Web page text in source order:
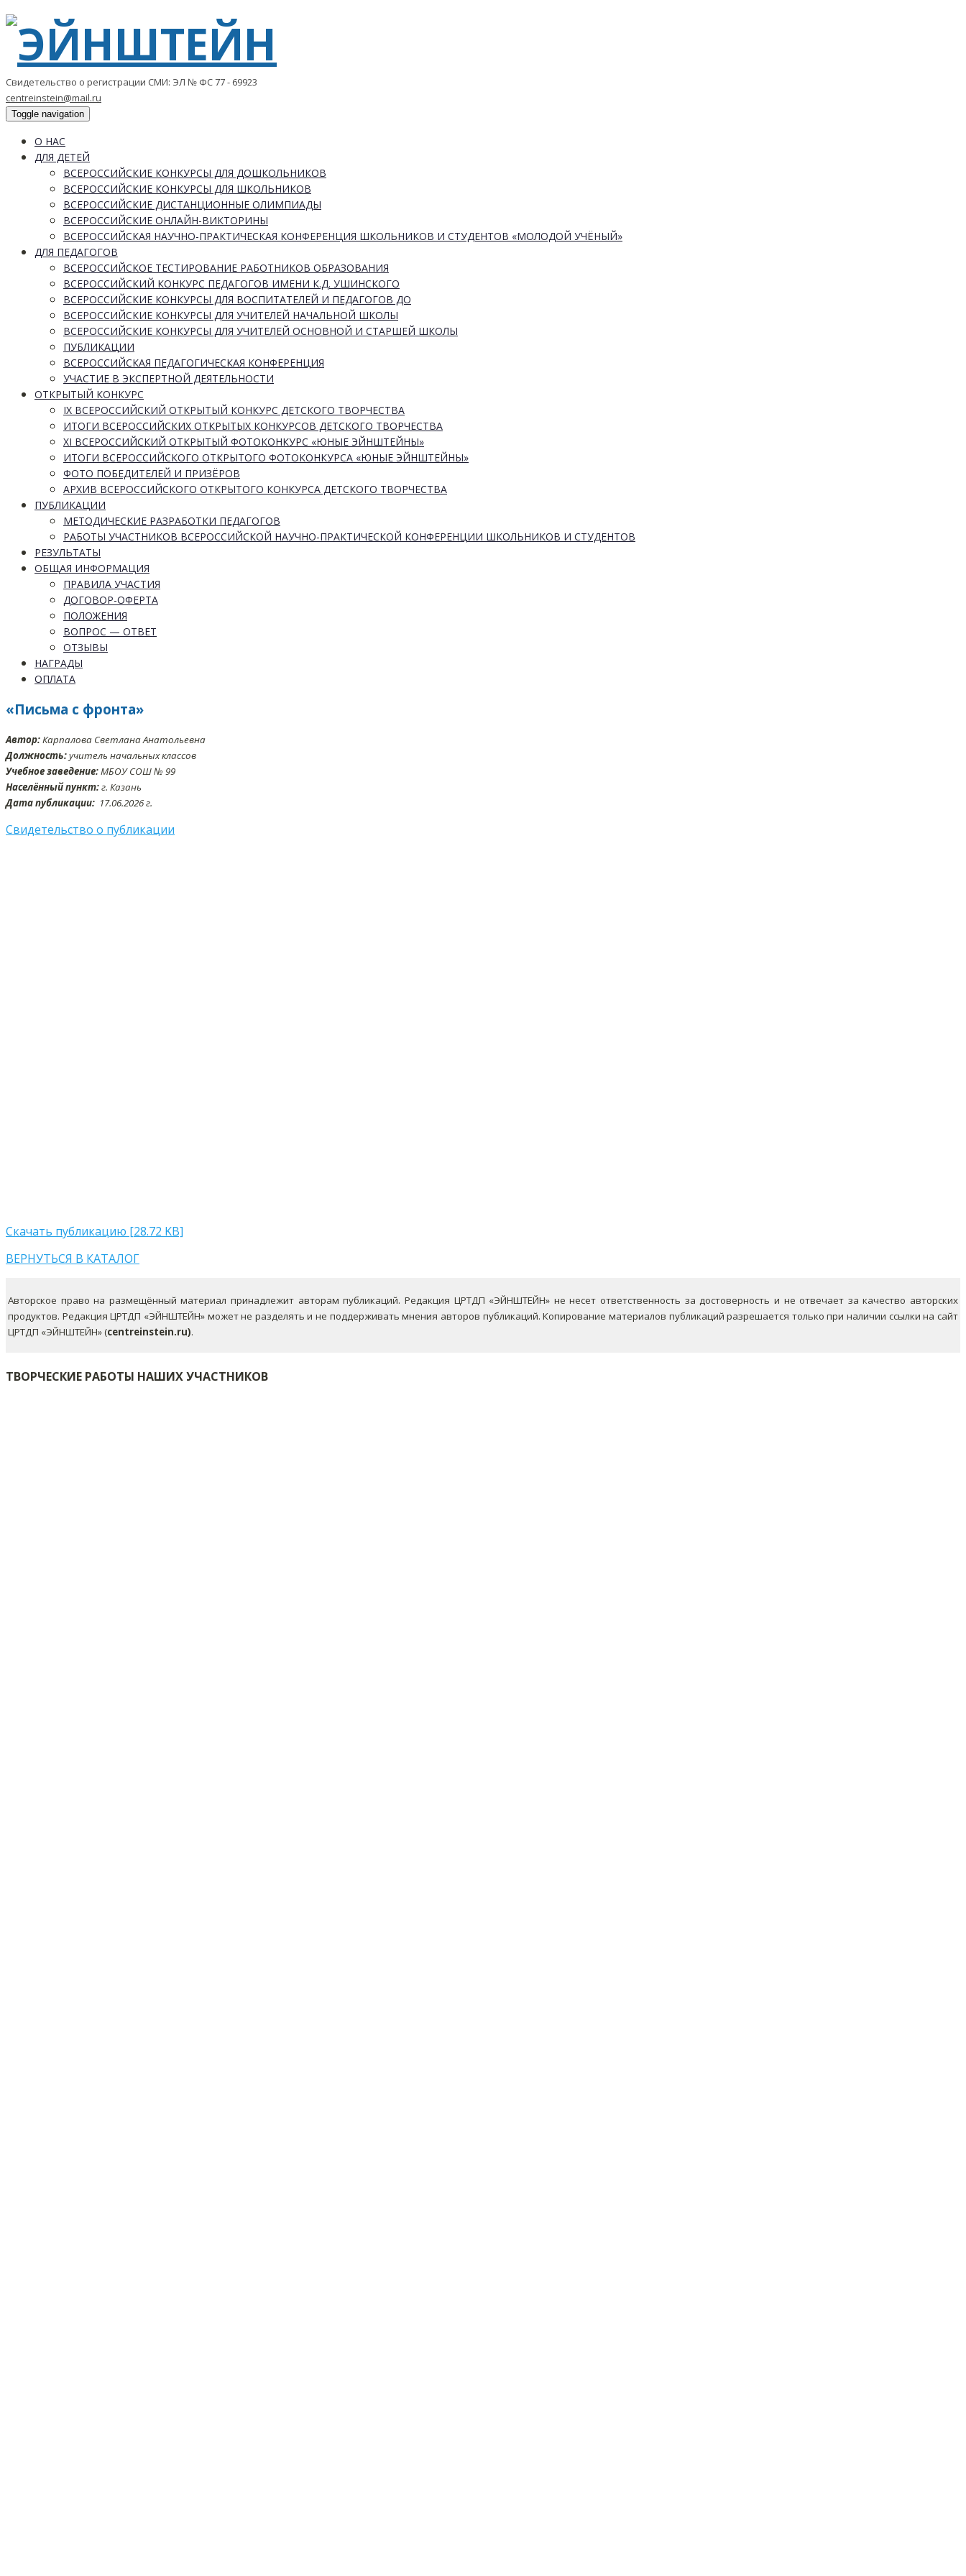
Свидетельство о регистрации СМИ: ЭЛ № ФС 77 - 69923
centreinstein@mail.ru
Toggle navigation
О НАС
ДЛЯ ДЕТЕЙ
ВСЕРОССИЙСКИЕ КОНКУРСЫ ДЛЯ ДОШКОЛЬНИКОВ
ВСЕРОССИЙСКИЕ КОНКУРСЫ ДЛЯ ШКОЛЬНИКОВ
ВСЕРОССИЙСКИЕ ДИСТАНЦИОННЫЕ ОЛИМПИАДЫ
ВСЕРОССИЙСКИЕ ОНЛАЙН-ВИКТОРИНЫ
ВСЕРОССИЙСКАЯ НАУЧНО-ПРАКТИЧЕСКАЯ КОНФЕРЕНЦИЯ ШКОЛЬНИКОВ И СТУДЕНТОВ «МОЛОДОЙ УЧЁНЫЙ»
ДЛЯ ПЕДАГОГОВ
ВСЕРОССИЙСКОЕ ТЕСТИРОВАНИЕ РАБОТНИКОВ ОБРАЗОВАНИЯ
ВСЕРОССИЙСКИЙ КОНКУРС ПЕДАГОГОВ ИМЕНИ К.Д. УШИНСКОГО
ВСЕРОССИЙСКИЕ КОНКУРСЫ ДЛЯ ВОСПИТАТЕЛЕЙ И ПЕДАГОГОВ ДО
ВСЕРОССИЙСКИЕ КОНКУРСЫ ДЛЯ УЧИТЕЛЕЙ НАЧАЛЬНОЙ ШКОЛЫ
ВСЕРОССИЙСКИЕ КОНКУРСЫ ДЛЯ УЧИТЕЛЕЙ ОСНОВНОЙ И СТАРШЕЙ ШКОЛЫ
ПУБЛИКАЦИИ
ВСЕРОССИЙСКАЯ ПЕДАГОГИЧЕСКАЯ КОНФЕРЕНЦИЯ
УЧАСТИЕ В ЭКСПЕРТНОЙ ДЕЯТЕЛЬНОСТИ
ОТКРЫТЫЙ КОНКУРС
IX ВСЕРОССИЙСКИЙ ОТКРЫТЫЙ КОНКУРС ДЕТСКОГО ТВОРЧЕСТВА
ИТОГИ ВСЕРОССИЙСКИХ ОТКРЫТЫХ КОНКУРСОВ ДЕТСКОГО ТВОРЧЕСТВА
XI ВСЕРОССИЙСКИЙ ОТКРЫТЫЙ ФОТОКОНКУРС «ЮНЫЕ ЭЙНШТЕЙНЫ»
ИТОГИ ВСЕРОССИЙСКОГО ОТКРЫТОГО ФОТОКОНКУРСА «ЮНЫЕ ЭЙНШТЕЙНЫ»
ФОТО ПОБЕДИТЕЛЕЙ И ПРИЗЁРОВ
АРХИВ ВСЕРОССИЙСКОГО ОТКРЫТОГО КОНКУРСА ДЕТСКОГО ТВОРЧЕСТВА
ПУБЛИКАЦИИ
МЕТОДИЧЕСКИЕ РАЗРАБОТКИ ПЕДАГОГОВ
РАБОТЫ УЧАСТНИКОВ ВСЕРОССИЙСКОЙ НАУЧНО-ПРАКТИЧЕСКОЙ КОНФЕРЕНЦИИ ШКОЛЬНИКОВ И СТУДЕНТОВ
РЕЗУЛЬТАТЫ
ОБЩАЯ ИНФОРМАЦИЯ
ПРАВИЛА УЧАСТИЯ
ДОГОВОР-ОФЕРТА
ПОЛОЖЕНИЯ
ВОПРОС — ОТВЕТ
ОТЗЫВЫ
НАГРАДЫ
ОПЛАТА
«Письма с фронта»
Автор:Карпалова Светлана Анатольевна
Должность:учитель начальных классов
Учебное заведение:МБОУ СОШ № 99
Населённый пункт:г. Казань
Дата публикации: 17.06.2026 г.
Свидетельство о публикации
Скачать публикацию [28.72 KB]
ВЕРНУТЬСЯ В КАТАЛОГ
Авторское право на размещённый материал принадлежит авторам публикаций. Редакция ЦРТДП «ЭЙНШТЕЙН» не несет ответственность за достоверность и не отвечает за качество авторских
продуктов. Редакция ЦРТДП «ЭЙНШТЕЙН» может не разделять и не поддерживать мнения авторов публикаций.Копирование материалов публикаций разрешается только при наличии ссылки на сайт
ЦРТДП «ЭЙНШТЕЙН» (centreinstein.ru).
ТВОРЧЕСКИЕ РАБОТЫ НАШИХ УЧАСТНИКОВ